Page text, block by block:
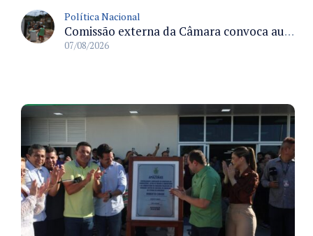
Política Nacional
Comissão externa da Câmara convoca audiência pública sobre chuvas na Zona da Mata de Minas Gerais e impactos em Juiz de Fora
07/08/2026